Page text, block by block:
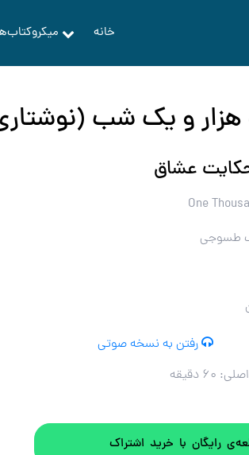
خانه
هزار و یک شب
عشاق
One
طسوجی
رفتن به نسخه صوتی
۶۰ دقیقه
رایگان با خرید اشتراک